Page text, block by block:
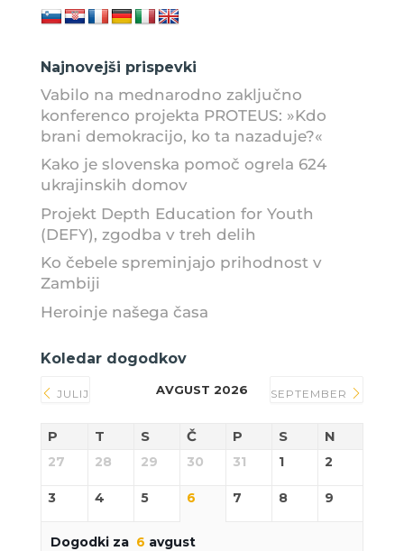
Najnovejši prispevki
Vabilo na mednarodno zaključno
konferenco projekta PROTEUS: »Kdo
brani demokracijo, ko ta nazaduje?«
Kako je slovenska pomoč ogrela 624
ukrajinskih domov
Projekt Depth Education for Youth
(DEFY), zgodba v treh delih
Ko čebele spreminjajo prihodnost v
Zambiji
Heroinje našega časa
Koledar dogodkov
JULIJ AVGUST 2026 SEPTEMBER
P T S Č P S N
27 28 29 30 31 1 2
3 4 5 6 7 8 9
Dogodki za 6 avgust